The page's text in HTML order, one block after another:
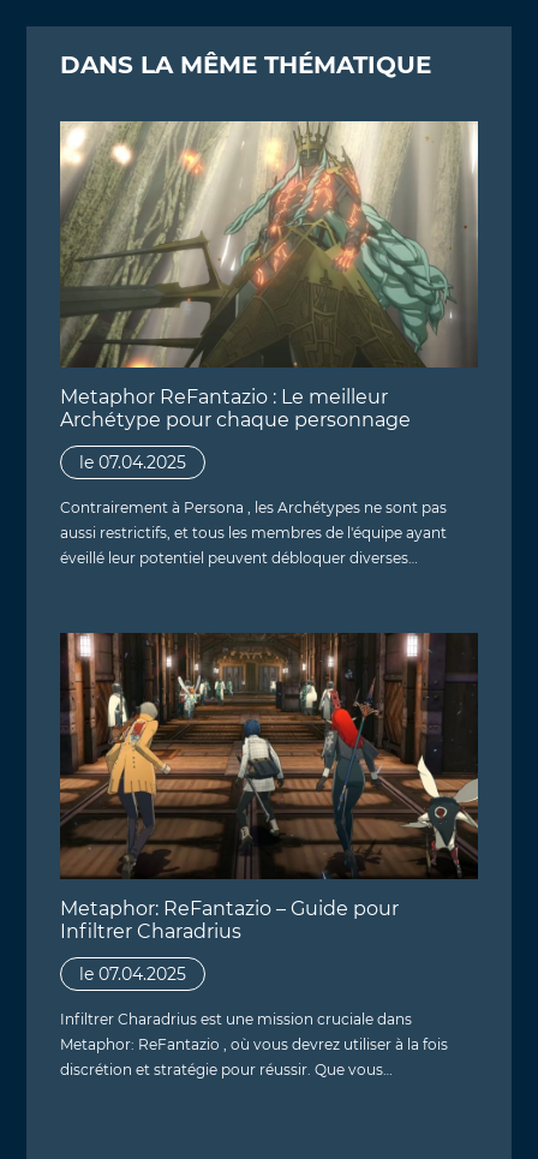
DANS LA MÊME THÉMATIQUE
Metaphor ReFantazio : Le meilleur
Archétype pour chaque personnage
le 07.04.2025
Contrairement à Persona , les Archétypes ne sont pas
aussi restrictifs, et tous les membres de l'équipe ayant
éveillé leur potentiel peuvent débloquer diverses…
Metaphor: ReFantazio – Guide pour
Infiltrer Charadrius
le 07.04.2025
Infiltrer Charadrius est une mission cruciale dans
Metaphor: ReFantazio , où vous devrez utiliser à la fois
discrétion et stratégie pour réussir. Que vous…